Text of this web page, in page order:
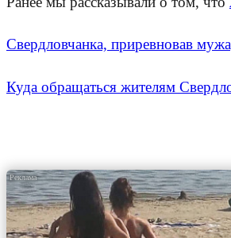
Свердловчанка, приревновав
Куда обращаться жителям